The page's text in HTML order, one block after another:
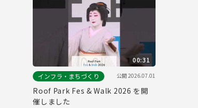
00:31
インフラ・まちづくり
公開2026.07.01
Roof Park Fes & Walk 2026 を開
催しました